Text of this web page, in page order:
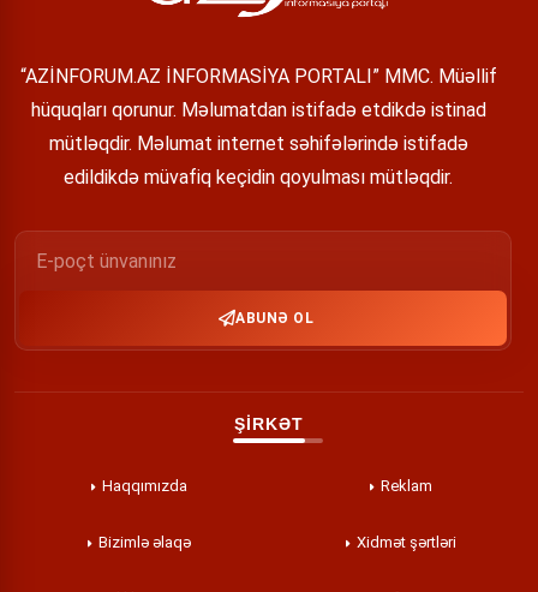
“AZİNFORUM.AZ İNFORMASİYA PORTALI” MMC. Müəllif
hüquqları qorunur. Məlumatdan istifadə etdikdə istinad
mütləqdir. Məlumat internet səhifələrində istifadə
edildikdə müvafiq keçidin qoyulması mütləqdir.
ABUNƏ OL
ŞİRKƏT
Haqqımızda Reklam
Bizimlə əlaqə Xidmət şərtləri